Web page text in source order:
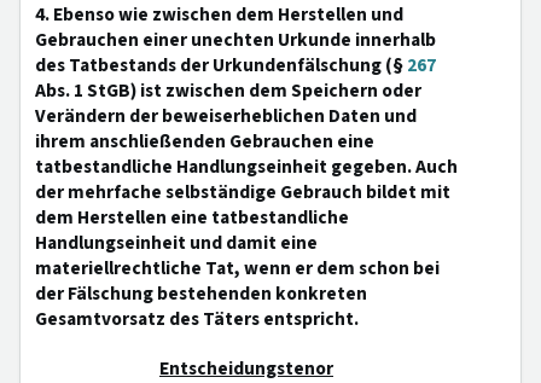
4. Ebenso wie zwischen dem Herstellen und
Gebrauchen einer unechten Urkunde innerhalb
des Tatbestands der Urkundenfälschung (§267
Abs. 1 StGB) ist zwischen dem Speichern oder
Verändern der beweiserheblichen Daten und
ihrem anschließenden Gebrauchen eine
tatbestandliche Handlungseinheit gegeben. Auch
der mehrfache selbständige Gebrauch bildet mit
dem Herstellen eine tatbestandliche
Handlungseinheit und damit eine
materiellrechtliche Tat, wenn er dem schon bei
der Fälschung bestehenden konkreten
Gesamtvorsatz des Täters entspricht.
Entscheidungstenor